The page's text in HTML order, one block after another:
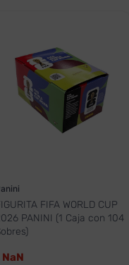
FIFA WORLD CUP
PANINI (1 Caja con 104
NaN